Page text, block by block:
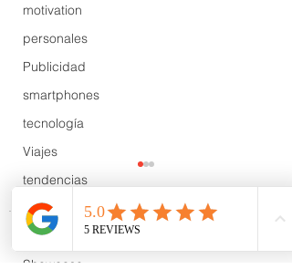
motivation
personales
Publicidad
smartphones
tecnología
Viajes
tendencias
Wow
B2B
Showcase
Comentarios